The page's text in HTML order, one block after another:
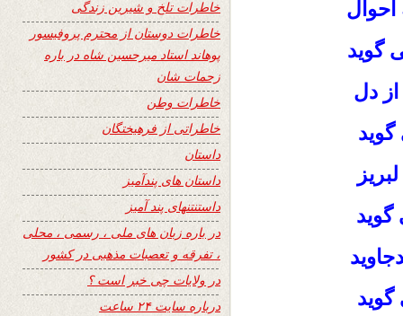
گوید
از دل
گوید
گوید
گوید
خاطرات تلخ و شیرین زندگی
خاطرات دوستان از محترم پروفیسور
پوهاند استاد میرحسین شاه در باره
زحمات شان
خاطرات وطن
خاطراتی از فرهیختگان
داستان
داستان های پندآمیز
داستنتنهای پند آمیز
در باره زبان های ملی ، رسمی ، محلی
، تفرقه و تعصبات مذهبی در کشور
در ولایات چی خبر است ؟
درباره سایت ۲۴ ساعت